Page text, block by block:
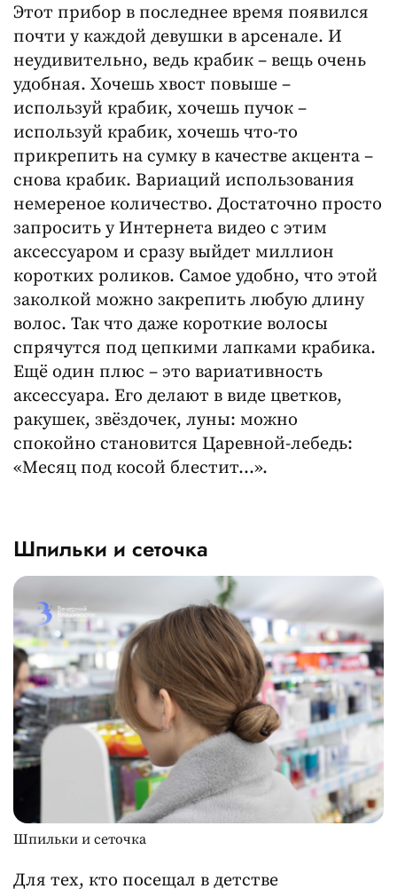
Этот прибор в последнее время появился
почти у каждой девушки в арсенале. И
неудивительно, ведь крабик – вещь очень
удобная. Хочешь хвост повыше –
используй крабик, хочешь пучок –
используй крабик, хочешь что-то
прикрепить на сумку в качестве акцента –
снова крабик. Вариаций использования
немереное количество. Достаточно просто
запросить у Интернета видео с этим
аксессуаром и сразу выйдет миллион
коротких роликов. Самое удобно, что этой
заколкой можно закрепить любую длину
волос. Так что даже короткие волосы
спрячутся под цепкими лапками крабика.
Ещё один плюс – это вариативность
аксессуара. Его делают в виде цветков,
ракушек, звёздочек, луны: можно
спокойно становится Царевной-лебедь:
«Месяц под косой блестит…».
Шпильки и сеточка
Шпильки и сеточка
Для тех, кто посещал в детстве